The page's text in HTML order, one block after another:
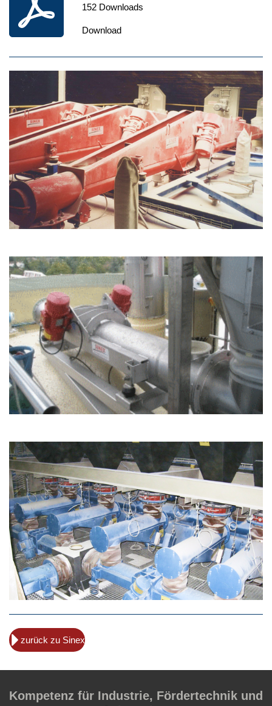
152 Downloads
Download
zurück zu Sinex
Kompetenz für Industrie, Fördertechnik und